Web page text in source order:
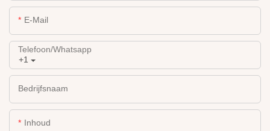
E-Mail
+1
Telefoon/whatsapp
Bedrijfsnaam
Inhoud